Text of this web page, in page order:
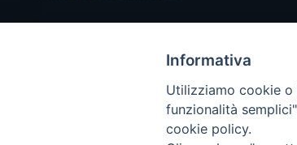
Informativa
Utilizziamo cookie
funzionalità
cookie policy.